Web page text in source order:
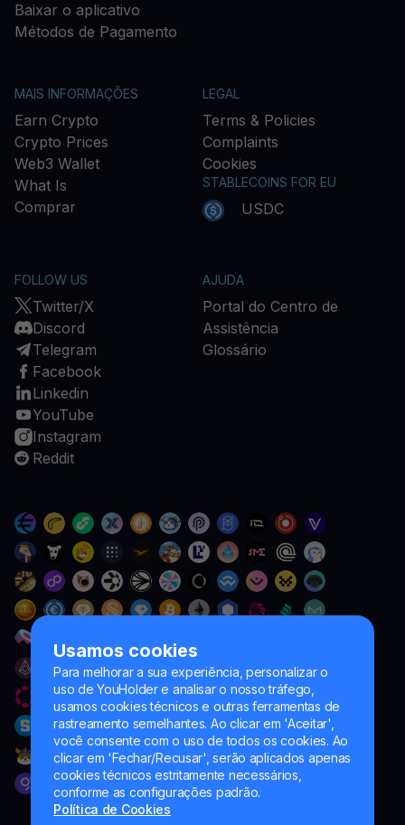
Usamos cookies
Para melhorar a sua experiência, personalizar o
uso de YouHolder e analisar o nosso tráfego,
usamos cookies técnicos e outras ferramentas de
rastreamento semelhantes. Ao clicar em 'Aceitar',
você consente com o uso de todos os cookies. Ao
clicar em 'Fechar/Recusar', serão aplicados apenas
cookies técnicos estritamente necessários,
conforme as configurações padrão.
Política de Cookies
Baixar o aplicativo
Métodos de Pagamento
MAIS INFORMAÇÕES
Earn Crypto
Crypto Prices
Web3 Wallet
What Is
Comprar
LEGAL
Terms & Policies
Complaints
Cookies
STABLECOINS FOR EU
USDC
FOLLOW US
Twitter/X
Discord
Telegram
Facebook
Linkedin
YouTube
Instagram
Reddit
AJUDA
Portal do Centro de
Assistência
Glossário